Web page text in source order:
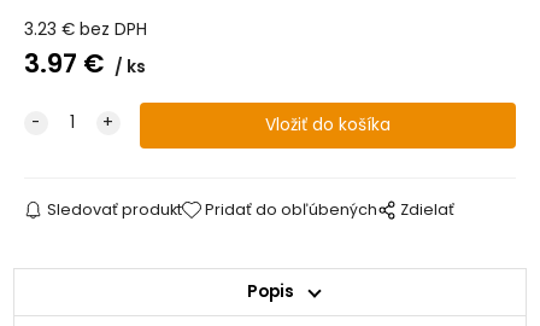
3.23 € bez DPH
3.97 € ks
Sledovať produkt Pridať do obľúbených Zdielať
Popis